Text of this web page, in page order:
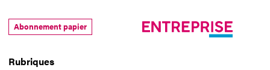
Rubriques
Abonnement papier